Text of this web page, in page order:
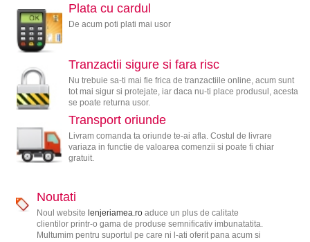
Plata cu cardul
De acum poti plati mai usor
Tranzactii sigure si fara risc
Nu trebuie sa-ti mai fie frica de tranzactiile online, acum sunt
tot mai sigur si protejate, iar daca nu-ti place produsul, acesta
se poate returna usor.
Transport oriunde
Livram comanda ta oriunde te-ai afla. Costul de livrare
variaza in functie de valoarea comenzii si poate fi chiar
gratuit.
Noutati
Noul website lenjeriamea.roaduce un plus de calitate
clientilor printr-o gama de produse semnificativ imbunatatita.
Multumim pentru suportul pe care ni l-ati oferit pana acum si